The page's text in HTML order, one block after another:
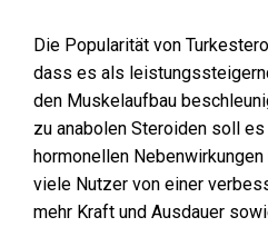
Die Popularität von
dass es als
den Muskelaufbau
zu anabolen Steroiden soll
hormonellen
viele Nutzer von einer
mehr Kraft und Ausdauer